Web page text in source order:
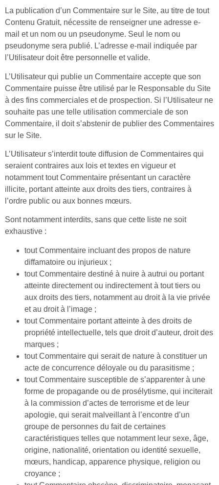
La publication d’un Commentaire sur le Site, au titre de tout
Contenu Gratuit, nécessite de renseigner une adresse e-
mail et un nom ou un pseudonyme. Seul le nom ou
pseudonyme sera publié. L’adresse e-mail indiquée par
l’Utilisateur doit être personnelle et valide.
L’Utilisateur qui publie un Commentaire accepte que son
Commentaire puisse être utilisé par le Responsable du Site
à des fins commerciales et de prospection. Si l’Utilisateur ne
souhaite pas une telle utilisation commerciale de son
Commentaire, il doit s’abstenir de publier des Commentaires
sur le Site.
L’Utilisateur s’interdit toute diffusion de Commentaires qui
seraient contraires aux lois et textes en vigueur et
notamment tout Commentaire présentant un caractère
illicite, portant atteinte aux droits des tiers, contraires à
l’ordre public ou aux bonnes mœurs.
Sont notamment interdits, sans que cette liste ne soit
exhaustive :
tout Commentaire incluant des propos de nature
diffamatoire ou injurieux ;
tout Commentaire destiné à nuire à autrui ou portant
atteinte directement ou indirectement à tout tiers ou
aux droits des tiers, notamment au droit à la vie privée
et au droit à l’image ;
tout Commentaire portant atteinte à des droits de
propriété intellectuelle, tels que droit d’auteur, droit des
marques ;
tout Commentaire qui serait de nature à constituer un
acte de concurrence déloyale ou du parasitisme ;
tout Commentaire susceptible de s’apparenter à une
forme de propagande ou de prosélytisme, qui inciterait
à la commission d’actes de terrorisme et de leur
apologie, qui serait malveillant à l’encontre d’un
groupe de personnes du fait de certaines
caractéristiques telles que notamment leur sexe, âge,
origine, nationalité, orientation ou identité sexuelle,
mœurs, handicap, apparence physique, religion ou
croyance ;